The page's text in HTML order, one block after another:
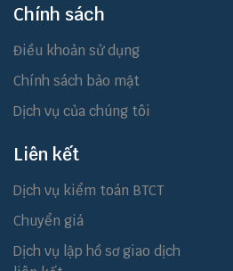
Chính sách
Điều khoản sử dụng
Chính sách bảo mật
Dịch vụ của chúng tôi
Liên kết
Dịch vụ kiểm toán BTCT
Chuyển giá
Dịch vụ lập hồ sơ giao dịch